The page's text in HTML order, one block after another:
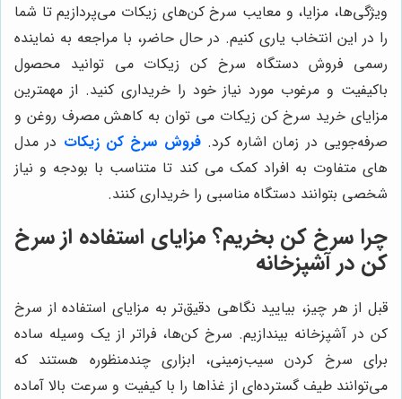
ویژگی‌ها، مزایا، و معایب سرخ کن‌های زیکات می‌پردازیم تا شما
را در این انتخاب یاری کنیم. در حال حاضر، با مراجعه به نماینده
رسمی فروش دستگاه سرخ کن زیکات می توانید محصول
باکیفیت و مرغوب مورد نیاز خود را خریداری کنید. از مهمترین
مزایای خرید سرخ کن زیکات می توان به کاهش مصرف روغن و
صرفه‌جویی در زمان اشاره کرد. فروش سرخ کن زیکات در مدل
های متفاوت به افراد کمک می کند تا متناسب با بودجه و نیاز
شخصی بتوانند دستگاه مناسبی را خریداری کنند.
چرا سرخ کن بخریم؟ مزایای استفاده از سرخ
کن در آشپزخانه
قبل از هر چیز، بیایید نگاهی دقیق‌تر به مزایای استفاده از سرخ
کن در آشپزخانه بیندازیم. سرخ کن‌ها، فراتر از یک وسیله ساده
برای سرخ کردن سیب‌زمینی، ابزاری چندمنظوره هستند که
می‌توانند طیف گسترده‌ای از غذاها را با کیفیت و سرعت بالا آماده